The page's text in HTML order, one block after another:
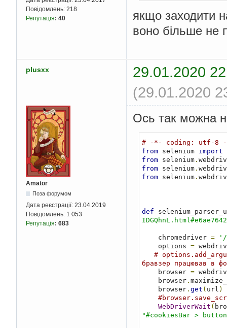
Повідомлень: 218
Репутація: 40
якщо заходити
воно більше не
plusxx
29.01.2020
(29.01.2020
Amator
Поза форумом
Дата реєстрації: 23.04.2019
Повідомлень: 1 053
Репутація: 683
Ось так можна
# -*- coding: utf-8
from selenium import
from selenium.
from selenium.
from selenium.
def
    chromedriver
=
'/
    options
=
#
бравзер працював в
    browser
=
    browser
.
    browser
. get ( url )
WebDriverWait (
"#cookiesBar >